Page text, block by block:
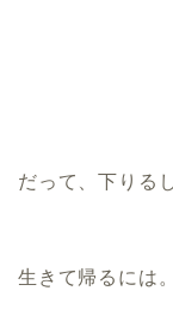
だって、下りる
生きて帰るには。